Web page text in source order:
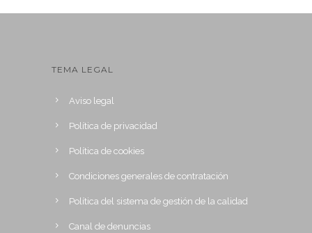
TEMA LEGAL
Aviso legal
Política de privacidad
Política de cookies
Condiciones generales de contratación
Política del sistema de gestión de la calidad
Canal de denuncias